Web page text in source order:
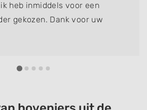
heb inmiddels voor een
gekozen. Dank voor uw